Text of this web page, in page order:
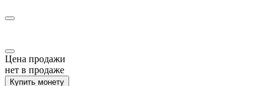
Цена продажи
нет в продаже
Купить монету